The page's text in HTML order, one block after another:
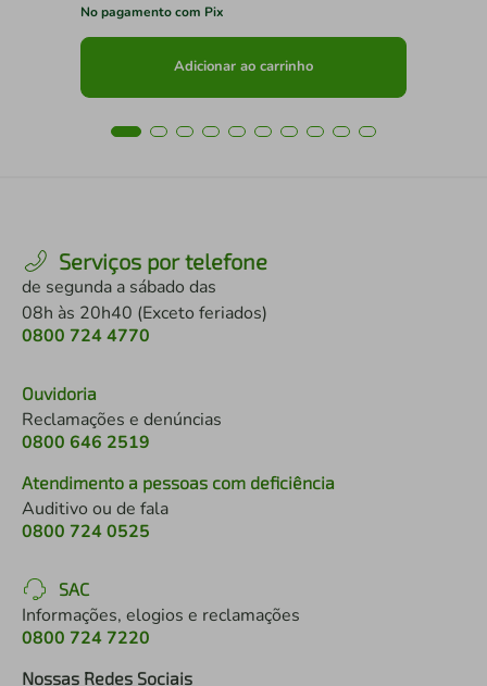
No pagamento com Pix
Adicionar ao carrinho
Serviços por telefone
de segunda a sábado das
08h às 20h40 (Exceto feriados)
0800 724 4770
Ouvidoria
Reclamações e denúncias
0800 646 2519
Atendimento a pessoas com deficiência
Auditivo ou de fala
0800 724 0525
SAC
Informações, elogios e reclamações
0800 724 7220
Nossas Redes Sociais